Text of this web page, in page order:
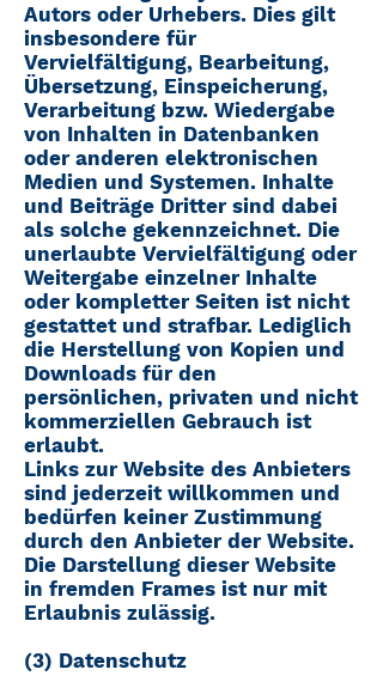
Autors oder Urhebers. Dies gilt
insbesondere für
Vervielfältigung, Bearbeitung,
Übersetzung, Einspeicherung,
Verarbeitung bzw. Wiedergabe
von Inhalten in Datenbanken
oder anderen elektronischen
Medien und Systemen. Inhalte
und Beiträge Dritter sind dabei
als solche gekennzeichnet. Die
unerlaubte Vervielfältigung oder
Weitergabe einzelner Inhalte
oder kompletter Seiten ist nicht
gestattet und strafbar. Lediglich
die Herstellung von Kopien und
Downloads für den
persönlichen, privaten und nicht
kommerziellen Gebrauch ist
erlaubt.
Links zur Website des Anbieters
sind jederzeit willkommen und
bedürfen keiner Zustimmung
durch den Anbieter der Website.
Die Darstellung dieser Website
in fremden Frames ist nur mit
Erlaubnis zulässig.
(3) Datenschutz